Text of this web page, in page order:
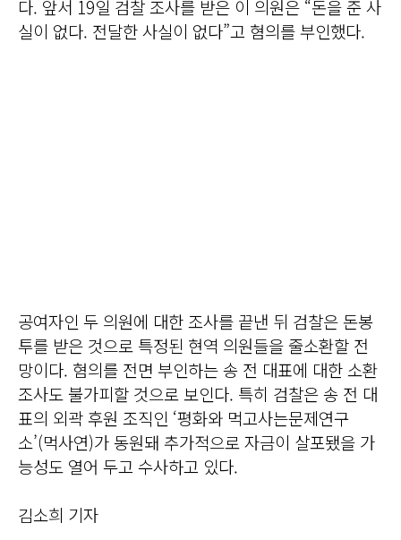
다. 앞서 19일 검찰 조사를 받은 이 의원은 “돈을 준 사
실이 없다. 전달한 사실이 없다”고 혐의를 부인했다.
공여자인 두 의원에 대한 조사를 끝낸 뒤 검찰은 돈봉
투를 받은 것으로 특정된 현역 의원들을 줄소환할 전
망이다. 혐의를 전면 부인하는 송 전 대표에 대한 소환
조사도 불가피할 것으로 보인다. 특히 검찰은 송 전 대
표의 외곽 후원 조직인 ‘평화와 먹고사는문제연구
소’(먹사연)가 동원돼 추가적으로 자금이 살포됐을 가
능성도 열어 두고 수사하고 있다.
김소희 기자